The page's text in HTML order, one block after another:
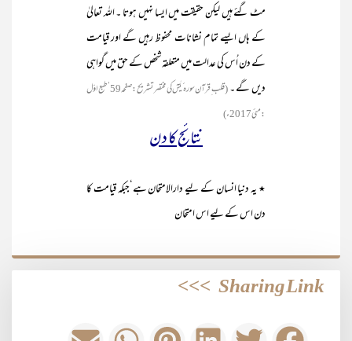
مٹ گئے ہیں لیکن حقیقت میں ایسا نہیں ہوتا ۔ اللہ تعالیٰ
کے ہاں ایسے تمام نشانات محفوظ رہیں گے اور قیامت
کے دن اُس کی عدالت میں متعلقہ شخص کے حق میں گواہی
دیں گے ۔
(قلب ِقرآن سورہ ٔ یٰسٓ کی مختصر تشریح :صفحہ59‘طبع اوّل
:مئی 2017ء)
نتائج کا دن
٭ یہ دنیا انسان کے لیے دارالامتحان ہے‘جبکہ قیامت کا
دن اس کے لیے اس امتحان
Sharing Link
>>>